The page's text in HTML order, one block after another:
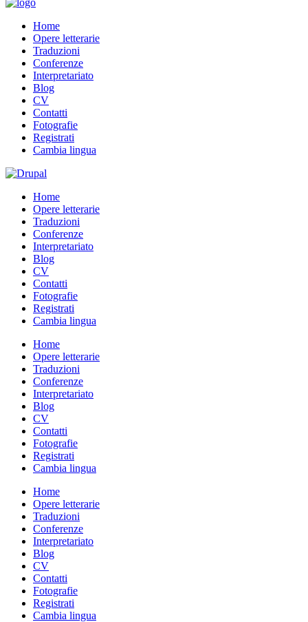
Home
Opere letterarie
Traduzioni
Conferenze
Interpretariato
Blog
CV
Contatti
Fotografie
Registrati
Cambia lingua
Home
Opere letterarie
Traduzioni
Conferenze
Interpretariato
Blog
CV
Contatti
Fotografie
Registrati
Cambia lingua
Home
Opere letterarie
Traduzioni
Conferenze
Interpretariato
Blog
CV
Contatti
Fotografie
Registrati
Cambia lingua
Home
Opere letterarie
Traduzioni
Conferenze
Interpretariato
Blog
CV
Contatti
Fotografie
Registrati
Cambia lingua